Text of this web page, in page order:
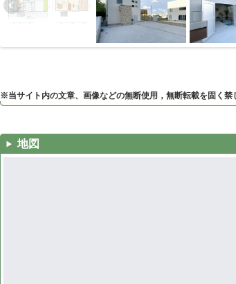
※当サイト内の文章、画像などの無断使用，無断転載を固く禁
地図